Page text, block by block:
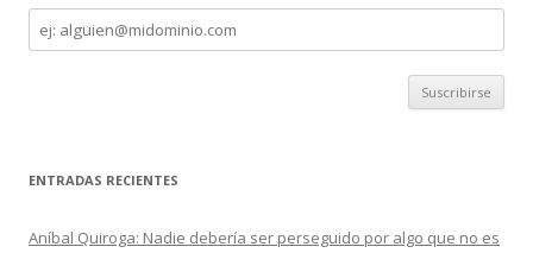
Dirección
de
correo
ENTRADAS RECIENTES
Aníbal Quiroga: Nadie debería ser perseguido por algo que no es